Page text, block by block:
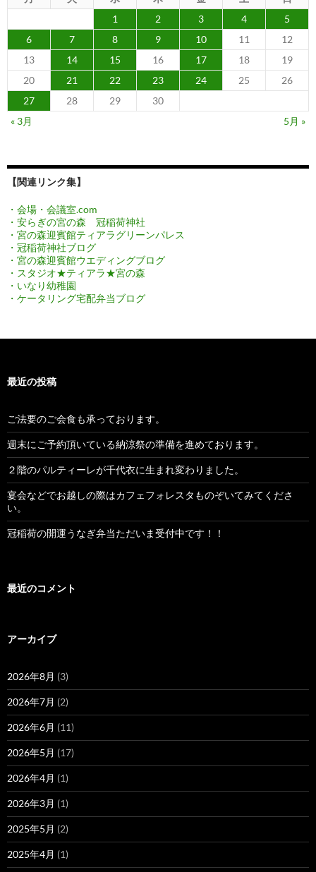
1
2 3 4
5
6
7 8 9 10 11
12
13
14 15 16 17 18
19
20
21 22 23 24 25
26
27
28 29
30
« 3月
5月 »
【関連リンク集】
・会場・会議室.com
・安らぎの宮の森 冠稲荷神社
・宮の森迎賓館ティアラグリーンパレス
・冠稲荷神社ブログ
・宮の森迎賓館ウエディングブログ
・スタジオ★ティアラ★宮の森
・いなり幼稚園
・ケータリング宅配弁当ブログ
最近の投稿
ご法要のご会食も承っております。
週末にご予約頂いている納涼祭の準備を進めております。
２階のパルティーレが千代衣に生まれ変わりました。
宴会などでお越しの際はカフェフォレスタものぞいてみてくださ
い。
冠稲荷の開運うなぎ弁当ただいま受付中です！！
最近のコメント
アーカイブ
2026年8月 (3)
2026年7月 (2)
2026年6月 (11)
2026年5月 (17)
2026年4月 (1)
2026年3月 (1)
2025年5月 (2)
2025年4月 (1)